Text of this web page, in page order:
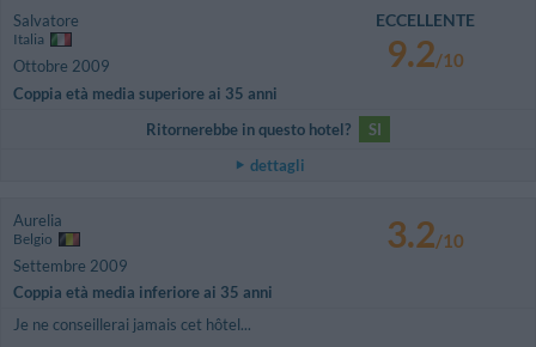
Salvatore
Italia
Ottobre 2009
Coppia età media superiore ai 35 anni
ECCELLENTE
9.2/10
Ritornerebbe in questo hotel?
SI
dettagli
Aurelia
Belgio
Settembre 2009
Coppia età media inferiore ai 35 anni
3.2/10
Je ne conseillerai jamais cet hôtel...